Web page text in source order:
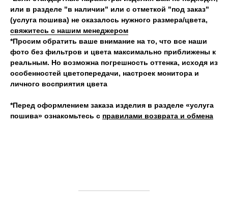
или в разделе "в наличии" или с отметкой "под заказ"
(услуга пошива) не оказалось нужного размера/цвета,
свяжитесь с нашим менеджером
*Просим обратить ваше внимание на то, что все наши
фото без фильтров и цвета максимально приближены к
реальным. Но возможна погрешность оттенка, исходя из
особенностей цветопередачи, настроек монитора и
личного восприятия цвета
*Перед оформлением заказа изделия в разделе «услуга
пошива» ознакомьтесь с правилами возврата и обмена